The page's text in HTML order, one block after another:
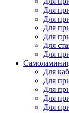
Для
Для
Для
Для
Для
Для
Для
Для
Для
Для
Для